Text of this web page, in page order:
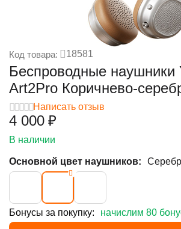
Код товара: 18581
Беспроводные наушники
Art2Pro Коричнево-
Написать отзыв
4 000 ₽
В наличии
Основной цвет наушников:
Бонусы за покупку: начислим 80